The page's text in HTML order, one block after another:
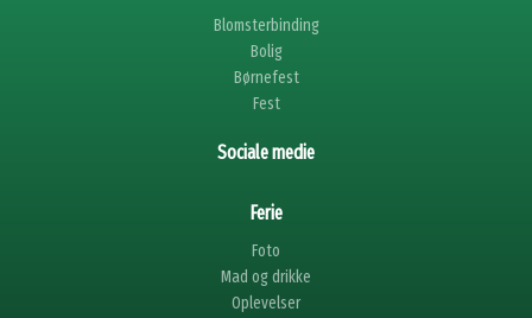
Blomsterbinding
Bolig
Børnefest
Fest
Sociale medie
Ferie
Foto
Mad og drikke
Oplevelser